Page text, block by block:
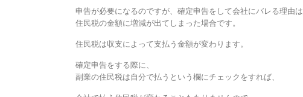
申告が必要になるのですが、確定申告をして会社にバレる理由は
住民税の金額に増減が出てしまった場合です。
住民税は収支によって支払う金額が変わります。
確定申告をする際に、
副業の住民税は自分で払うという欄にチェックをすれば、